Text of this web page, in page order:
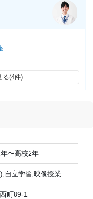
る(4件)
〜高校2年
自立学習,映像授業
町89-1